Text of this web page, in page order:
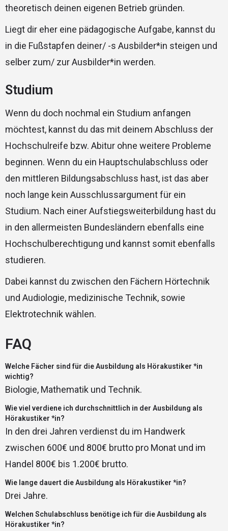
theoretisch deinen eigenen Betrieb gründen.
Liegt dir eher eine pädagogische Aufgabe, kannst du
in die Fußstapfen deiner/ -s Ausbilder*in steigen und
selber zum/ zur Ausbilder*in werden.
Studium
Wenn du doch nochmal ein Studium anfangen
möchtest, kannst du das mit deinem Abschluss der
Hochschulreife bzw. Abitur ohne weitere Probleme
beginnen. Wenn du ein Hauptschulabschluss oder
den mittleren Bildungsabschluss hast, ist das aber
noch lange kein Ausschlussargument für ein
Studium. Nach einer Aufstiegsweiterbildung hast du
in den allermeisten Bundesländern ebenfalls eine
Hochschulberechtigung und kannst somit ebenfalls
studieren.
Dabei kannst du zwischen den Fächern Hörtechnik
und Audiologie, medizinische Technik, sowie
Elektrotechnik wählen.
FAQ
Welche Fächer sind für die Ausbildung als Hörakustiker *in
wichtig?
Biologie, Mathematik und Technik.
Wie viel verdiene ich durchschnittlich in der Ausbildung als
Hörakustiker *in?
In den drei Jahren verdienst du im Handwerk
zwischen 600€ und 800€ brutto pro Monat und im
Handel 800€ bis 1.200€ brutto.
Wie lange dauert die Ausbildung als Hörakustiker *in?
Drei Jahre.
Welchen Schulabschluss benötige ich für die Ausbildung als
Hörakustiker *in?